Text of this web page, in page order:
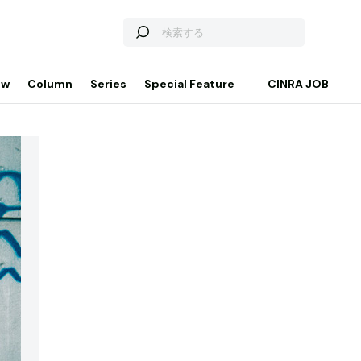
Column Series Special Feature CINRA JOB